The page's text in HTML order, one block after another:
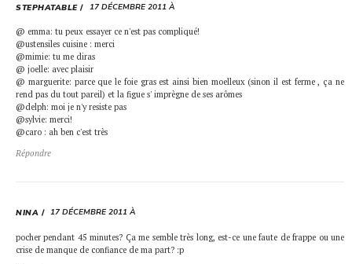
STEPHATABLE 17 DÉCEMBRE 2011 À
@ emma: tu peux essayer ce n'est pas compliqué!
@ustensiles cuisine : merci
@mimie: tu me diras
@ joelle: avec plaisir
@ marguerite: parce que le foie gras est ainsi bien moelleux (sinon il est ferme , ça ne
rend pas du tout pareil) et la figue s' imprègne de ses arômes
@delph: moi je n'y resiste pas
@sylvie: merci!
@caro : ah ben c'est très
Répondre
NINA 17 DÉCEMBRE 2011 À
pocher pendant 45 minutes? Ça me semble très long, est-ce une faute de frappe ou une
crise de manque de confiance de ma part? :p